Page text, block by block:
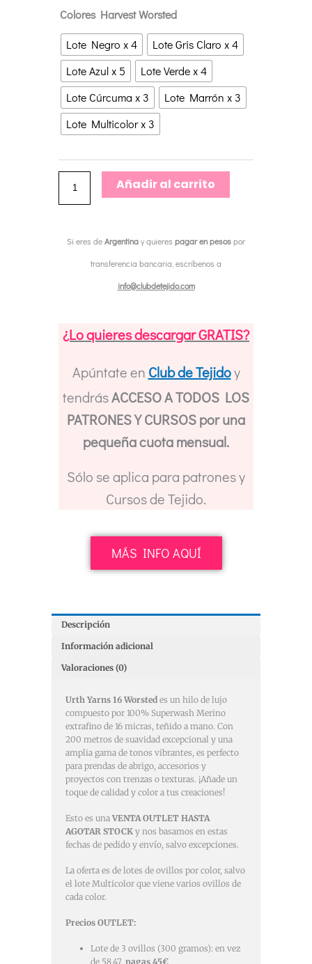
€66,00
Colores Harvest Worsted
Lote Negro x 4
Lote Gris Claro x 4
Lote Azul x 5
Lote Verde x 4
Lote Cúrcuma x 3
Lote Marrón x 3
Lote Multicolor x 3
OUTLET
Harvest
Worsted
de
Urth
Yarns
100%
naturales
ovillos
Añadir al carrito
Si eres deArgentinay quieres pagar en pesospor
transferencia bancaria, escríbenos a
info@clubdetejido.com
¿Lo quieres descargar GRATIS?
Apúntate en Club de Tejidoy
tendrásACCESO A TODOS LOS
PATRONES Y CURSOS por una
pequeña cuota mensual.
Sólo se aplica para patrones y
Cursos de Tejido.
MÁS INFO AQUÍ
Descripción
Información adicional
Valoraciones (0)
Urth Yarns 16 Worsted es un hilo de lujo
compuesto por 100% Superwash Merino
extrafino de 16 micras, teñido a mano. Con
200 metros de suavidad excepcional y una
amplia gama de tonos vibrantes, es perfecto
para prendas de abrigo, accesorios y
proyectos con trenzas o texturas. ¡Añade un
toque de calidad y color a tus creaciones!
Esto es una VENTA OUTLET HASTA
AGOTAR STOCK y nos basamos en estas
fechas de pedido y envío, salvo excepciones.
La oferta es de lotes de ovillos por color, salvo
el lote Multicolor que viene varios ovillos de
cada color.
Precios OUTLET:
Lote de 3 ovillos (300 gramos): en vez
de 58,47, pagas 45€